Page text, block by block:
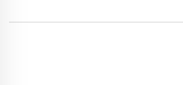
ولم يعد المقطم عملاقًا. صرت،